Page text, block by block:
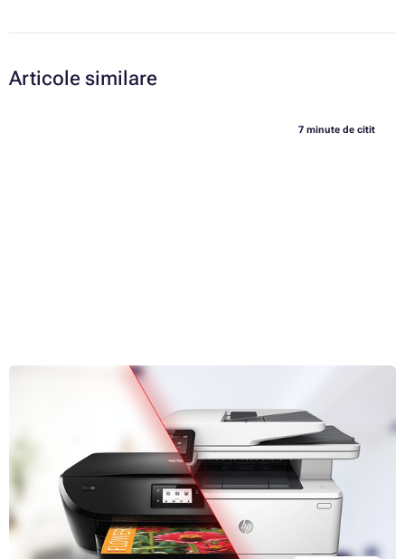
Articole similare
7 minute de citit
Imprimante laser vs. jet de cerneală: care sunt diferențele
Care imprimantă este cea mai bună? Aceasta este, probabil,
întrebarea de oricine se gândește de a cumpăra un astfel de dispozitiv.
Privind departe de imprimantele mai vechi dot-iron sau imprimante led
mai puțin convenționale termice sau moderne, există o luptă aproape
fără sfârșit între imprimante cu jet de cerneală și laser în domeniul de
utilizare acasă și la birou.
Articolul complet »